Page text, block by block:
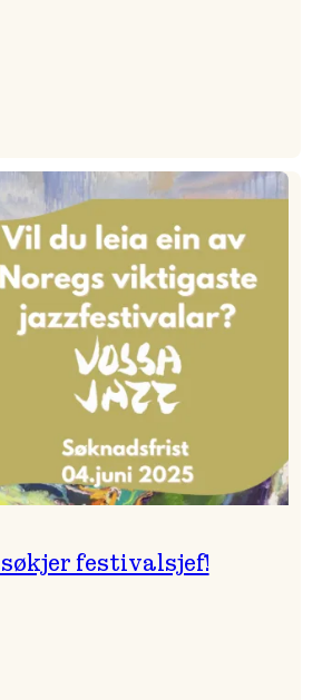
søkjer festivalsjef!